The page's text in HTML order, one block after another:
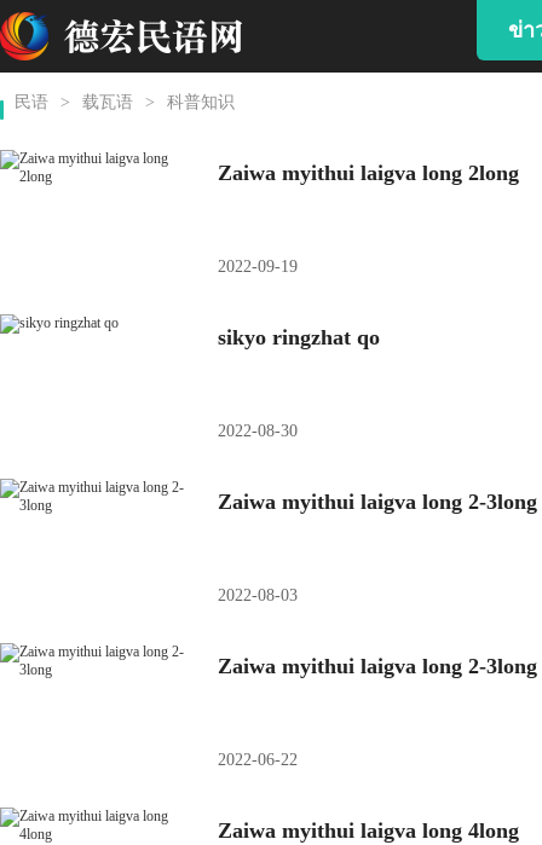
ข่า
民语 > 载瓦语 > 科普知识
Zaiwa myithui laigva long 2long
2022-09-19
sikyo ringzhat qo
2022-08-30
Zaiwa myithui laigva long 2-3long
2022-08-03
Zaiwa myithui laigva long 2-3long
2022-06-22
Zaiwa myithui laigva long 4long